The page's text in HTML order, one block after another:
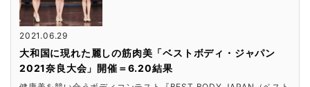
2021.06.29
大和国に現れた麗しの筋肉美「ベストボディ・ジャパン
2021奈良大会」開催＝6.20結果